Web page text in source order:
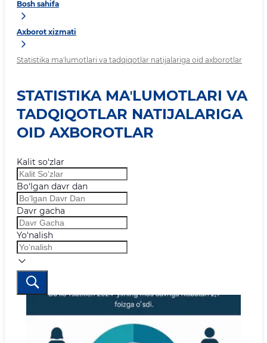
Bosh sahifa
Axborot xizmati
Statistika maʼlumotlari va tadqiqotlar natijalariga oid axborotlar
STATISTIKA MAʼLUMOTLARI VA
TADQIQOTLAR NATIJALARIGA
OID AXBOROTLAR
Kalit so‘zlar
Bo‘lgan davr dan
Davr gacha
Yo‘nalish